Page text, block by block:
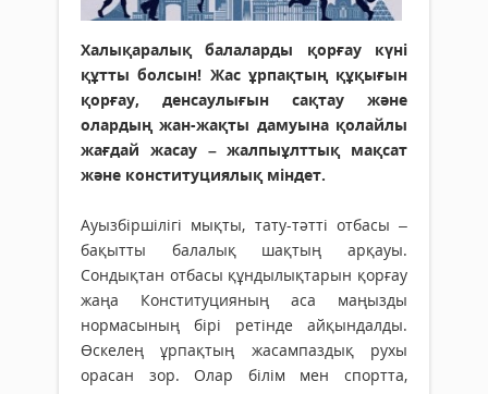
Халықаралық балаларды қорғау күні
құтты болсын! Жас ұрпақтың құқығын
қорғау, денсаулығын сақтау және
олардың жан-жақты дамуына қолайлы
жағдай жасау – жалпыұлттық мақсат
және конституциялық міндет.
Ауызбіршілігі мықты, тату-тәтті отбасы –
бақытты балалық шақтың арқауы.
Сондықтан отбасы құндылықтарын қорғау
жаңа Конституцияның аса маңызды
нормасының бірі ретінде айқындалды.
Өскелең ұрпақтың жасампаздық рухы
орасан зор. Олар білім мен спортта,